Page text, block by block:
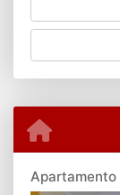
Apartamento